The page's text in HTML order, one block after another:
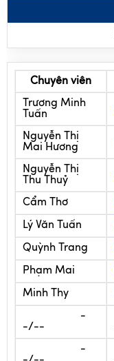
Chuyên viên
Trương Minh
Tuấn
Nguyễn Thị
Mai Hương
Nguyễn Thị
Thu Thuỷ
Cẩm Thơ
Lý Văn Tuấn
Quỳnh Trang
Phạm Mai
Minh Thy
-
-/--
-